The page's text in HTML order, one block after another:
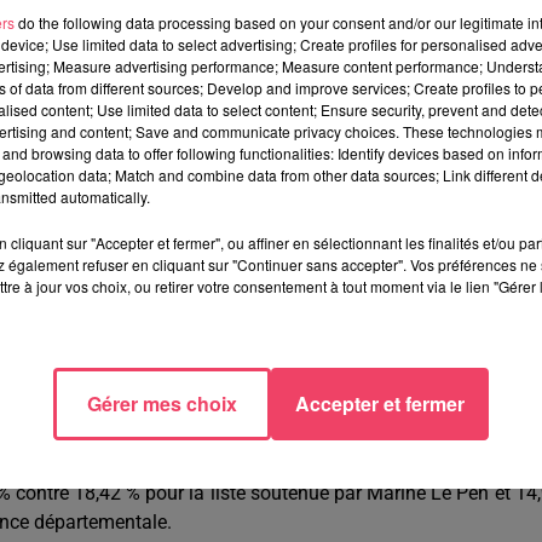
des élus pro-européens"alors que les Français ont
municipal segréen Emmanuel Drouin note la forte poussée
et plus verte au niveau local".
Marche qui l'emporte sur le Rassemblement National
14,95 % contre 33,85 % au parti présidentiel, dans une
du RN avec 20,61%, derrière LREM et sa liste Renaissance
La liste LR qui a essuyé une sévère déconvenue
8,25 % des voix.
elle arrive 3e avec 13,58 % des voix. La 2e place revient
voté à gauche, LREM est première à 27,18 %.
contre 18,42 % pour la liste soutenue par Marine Le Pen et
départementale.
do the following data processing based on your consent and/or our legitimate
Use limited data to select advertising; Create profiles for personalised
Measure advertising performance; Measure content performance;
of data from different sources; Develop and improve services; Create profiles to
content; Use limited data to select content; Ensure security, prevent and
and content; Save and communicate privacy choices. These technologies
browsing data to offer following functionalities: Identify devices based on
data; Match and combine data from other data sources; Link different
automatically.
cliquant sur "Accepter et fermer", ou affiner en sélectionnant les finalités et/ou
également refuser en cliquant sur "Continuer sans accepter". Vos préférences
à jour vos choix, ou retirer votre consentement à tout moment via le lien
Gérer mes choix Accepter et fermer